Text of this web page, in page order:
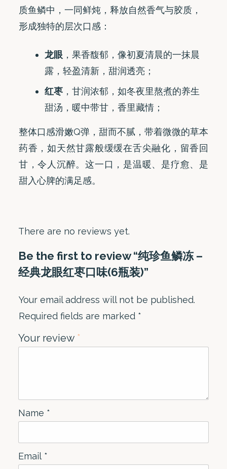
质鱼鳞中，一同鲜炖，释放自然香气与胶质，
形成独特的层次口感：
龙眼 ，果香馥郁，像初夏清晨的一抹晨
露，轻盈清新，甜润透亮；
红枣 ，甘润浓郁，如冬夜里熬煮的养生
甜汤，暖中带甘，香里藏情；
整体口感滑嫩Q弹，甜而不腻，带着微微的草本
药香，如天然甘露般缓缓在舌尖融化，留香回
甘，令人沉醉。这一口，是温暖、是疗愈、是
甜入心脾的满足感。
There are no reviews yet.
Be the first to review “纯珍鱼鳞冻 –
经典龙眼红枣口味(6瓶装)”
Your email address will not be published.
Required fields are marked *
Your review *
Name *
Email *